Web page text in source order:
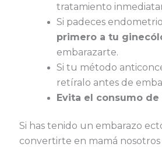
tratamiento
Si padeces
primero a tu
embarazarte.
Si tu método
retíralo antes de
Evita el consumo
Si has tenido un embarazo
convertirte en mamá